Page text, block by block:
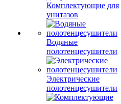
Комплектующие для
унитазов
Водяные
полотенцесушители
Электрические
полотенцесушители